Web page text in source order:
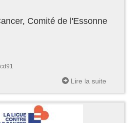
Comité de l'Essonne
Lire la suite